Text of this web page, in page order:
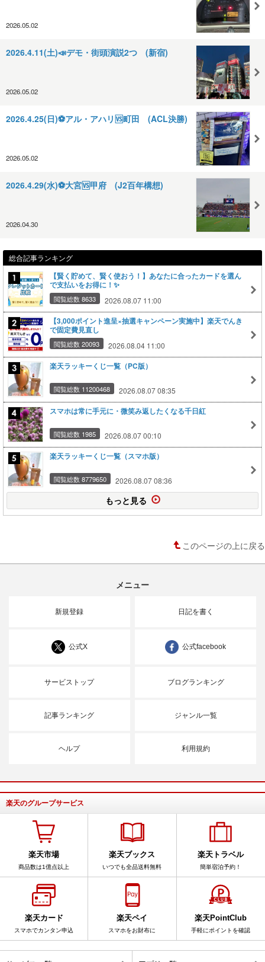
2026.05.02
2026.4.11(土)📣デモ・街頭演説2つ (新宿)
2026.05.02
2026.4.25(日)⚽️アル・アハリ🆚️町田 (ACL決勝)
2026.05.02
2026.4.29(水)⚽️大宮🆚️甲府 (J2百年構想)
2026.04.30
総合記事ランキング
【賢く貯めて、賢く使おう！】あなたに合ったカードを選ん
で支払いをお得に！✨
閲覧総数 8633 2026.08.07 11:00
【3,000ポイント進呈×抽選キャンペーン実施中】楽天でんき
で固定費見直し
閲覧総数 20093 2026.08.04 11:00
楽天ラッキーくじ一覧（PC版）
閲覧総数 11200468 2026.08.07 08:35
スマホは常に手元に・微笑み返したくなる千日紅
閲覧総数 1985 2026.08.07 00:10
楽天ラッキーくじ一覧（スマホ版）
閲覧総数 8779650 2026.08.07 08:36
もっと見る
このページの上に戻る
メニュー
新規登録 日記を書く
公式X 公式facebook
サービストップ ブログランキング
記事ランキング ジャンル一覧
ヘルプ 利用規約
楽天のグループサービス
楽天市場
商品数は1億点以上
楽天ブックス
いつでも全品送料無料
楽天トラベル
簡単宿泊予約！
楽天カード
スマホでカンタン申込
楽天ペイ
スマホをお財布に
楽天PointClub
手軽にポイントを確認